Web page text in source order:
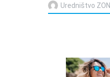
Uredništvo ZON